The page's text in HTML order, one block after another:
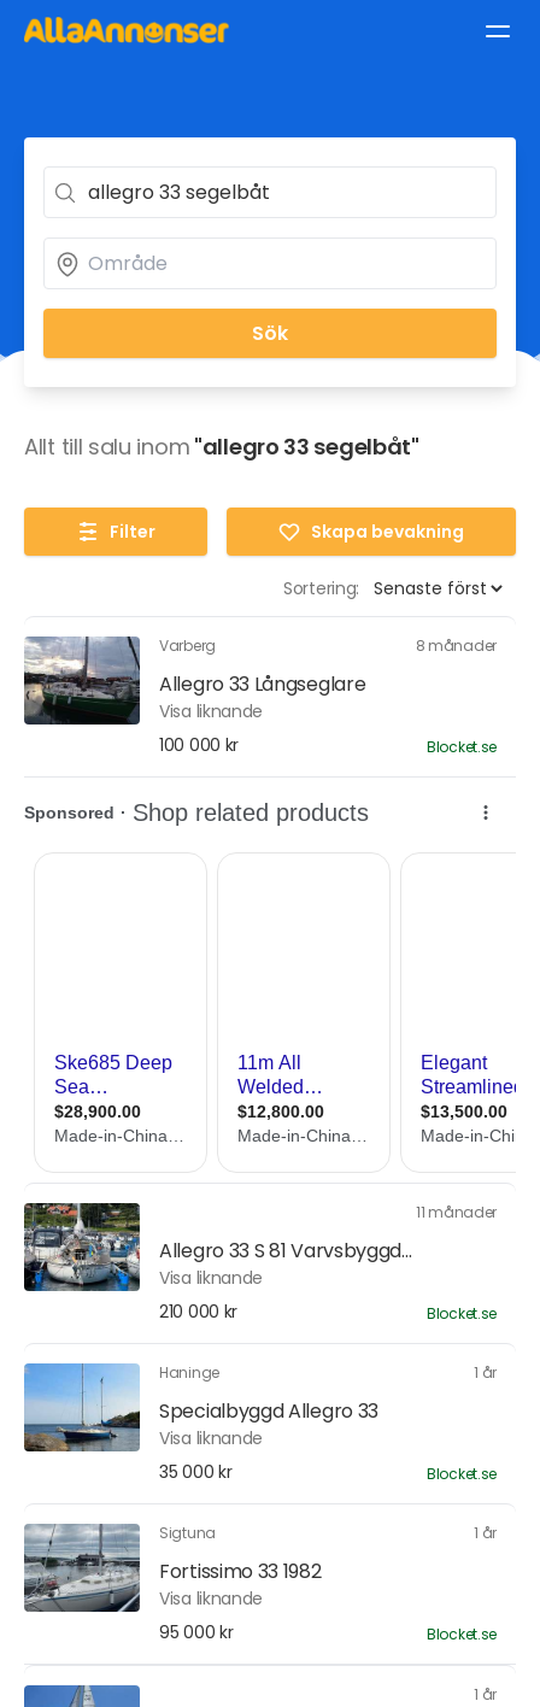
Sök
Allt till salu inom "allegro 33 segelbåt"
Filter Skapa bevakning
Sortering:
Varberg 8 månader
Allegro 33 Långseglare
Visa liknande
100 000 kr
Blocket.se
11 månader
Allegro 33 S 81 Varvsbyggd...
Visa liknande
210 000 kr
Blocket.se
Haninge 1 år
Specialbyggd Allegro 33
Visa liknande
35 000 kr
Blocket.se
Sigtuna 1 år
Fortissimo 33 1982
Visa liknande
95 000 kr
Blocket.se
1 år